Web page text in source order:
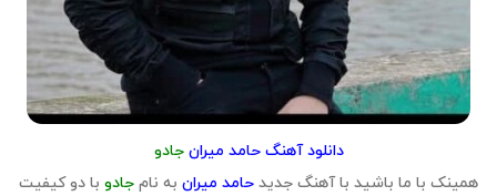
دانلود آهنگ حامد میران جادو
همینک با ما باشید با آهنگ جدید حامد میران به نام جادو با دو کیفیت